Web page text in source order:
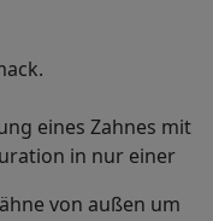
eines Zahnes mit
in nur einer
von außen um